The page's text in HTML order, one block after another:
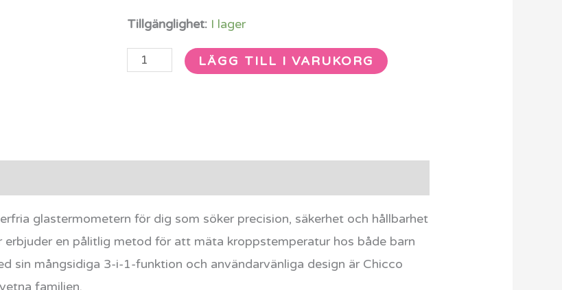
Tillgänglighet: I lager
LÄGG TILL I VARUKORG
glastermometern för dig som söker precision, säkerhet och hållbarhet
en pålitlig metod för att mäta kroppstemperatur hos både barn
sin mångsidiga 3-i-1-funktion och användarvänliga design är Chicco
familjen.